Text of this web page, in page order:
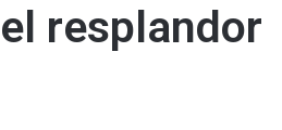
resplandor